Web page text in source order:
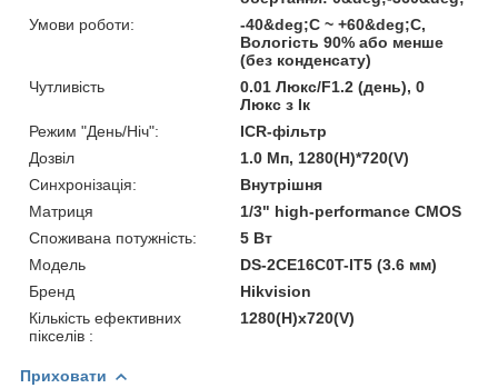
Умови роботи:
-40&deg;C ~ +60&deg;C,
Вологість 90% або менше
(без конденсату)
Чутливість
0.01 Люкс/F1.2 (день), 0
Люкс з Ік
Режим "День/Ніч":
ICR-фільтр
Дозвіл
1.0 Мп, 1280(H)*720(V)
Синхронізація:
Внутрішня
Матриця
1/3" high-performance CMOS
Споживана потужність:
5 Вт
Модель
DS-2CE16C0T-IT5 (3.6 мм)
Бренд
Hikvision
Кількість ефективних
пікселів :
1280(H)х720(V)
Приховати